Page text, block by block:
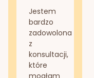
Jestem
bardzo
zadowolona
z
konsultacji,
które
mogłam